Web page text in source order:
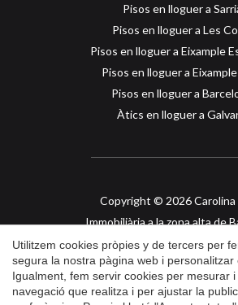
Pisos en lloguer a
Pisos en lloguer a Les
Pisos en lloguer a Eixample
Pisos en lloguer a
Pisos en lloguer a
Àtics en lloguer a
Copyright © 2026 Carolina
Immobiliària a la zona alta de
API col. 2421
Avís Legal
Utilitzem cookies pròpies y de tercers per
segura la nostra pàgina web i personalitzar
Igualment, fem servir cookies per mesurar
navegació que realitza i per ajustar la
Guardar configuració